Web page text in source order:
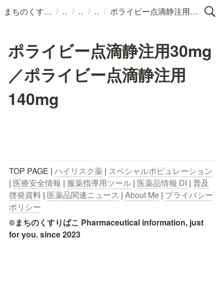
まちのくすりばこ / / / / ポライビー点滴静注用30mg／ポライビー点滴静注用140mg
ポライビー点滴静注用30mg
／ポライビー点滴静注用
140mg
TOP PAGE | ハイリスク薬 | スペシャルポピュレーション
| 医療安全情報 | 服薬指導用ツール | 医薬品情報 DI | 普及
啓発資料 | 医薬品関連ニュース | About Me | プライバシー
ポリシー
©まちのくすりばこ Pharmaceutical information, just
for you. since 2023